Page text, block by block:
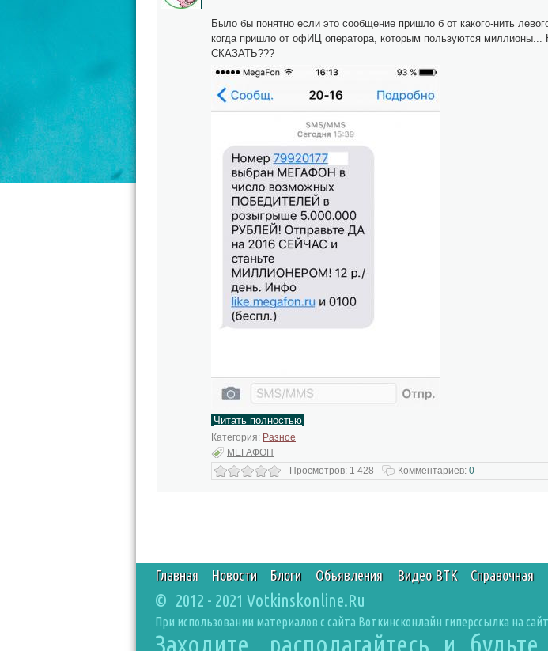
Было бы понятно если это сообщение пришло б от какого-нить
когда пришло от офИЦ оператора, которым пользуются
СКАЗАТЬ???
Читать полностью
Категория: Разное
МЕГАФОН
Просмотров: 1 428
Комментариев: 0
Главная Новости Блоги Объявления Видео ВТК Справочная
© 2012 - 2021 Votkinskonline.Ru
При использовании материалов с сайта Воткинсконлайн гиперссылка на
Заходите, располагайтесь и